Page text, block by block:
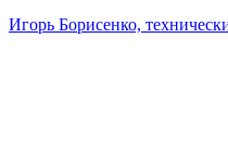
Игорь Борисенко,